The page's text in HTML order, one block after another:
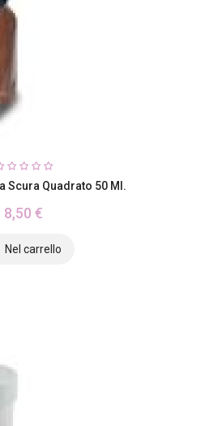
Scura Quadrato 50 Ml.
8,50 €